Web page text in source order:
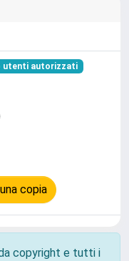
utenti autorizzati
copia
copyright e tutti i